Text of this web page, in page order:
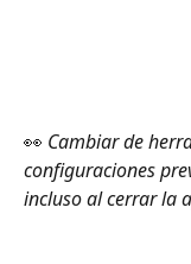
👀 Cambiar de
configuraciones
incluso al cerrar la